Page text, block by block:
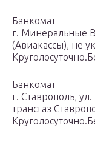
Банкомат
г. Минеральные
(Авиакассы), не
Банкомат
г. Ставрополь,
трансгаз